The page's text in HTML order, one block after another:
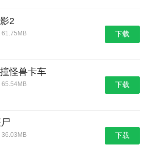
2
61.75MB 下载
怪兽卡车
65.54MB 下载
36.03MB 下载